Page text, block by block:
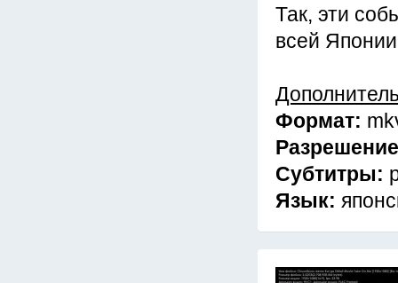
Так, эти
всей
Формат:
Субтитры:
Язык: